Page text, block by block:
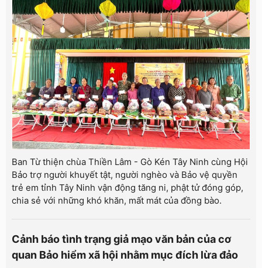
Ban Từ thiện chùa Thiền Lâm - Gò Kén Tây Ninh cùng Hội
Bảo trợ người khuyết tật, người nghèo và Bảo vệ quyền
trẻ em tỉnh Tây Ninh vận động tăng ni, phật tử đóng góp,
chia sẻ với những khó khăn, mất mát của đồng bào.
Cảnh báo tình trạng giả mạo văn bản của cơ
quan Bảo hiểm xã hội nhằm mục đích lừa đảo